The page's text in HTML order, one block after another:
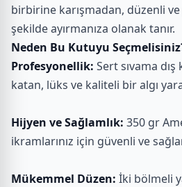
birbirine karışmadan, düzenli
şekilde ayırmanıza olanak tanır.
Neden Bu Kutuyu
Profesyonellik: Sert sıvama
katan, lüks ve kaliteli bir algı
Hijyen ve Sağlamlık: 350 gr
ikramlarınız için güvenli ve
Mükemmel Düzen: İki bölmeli